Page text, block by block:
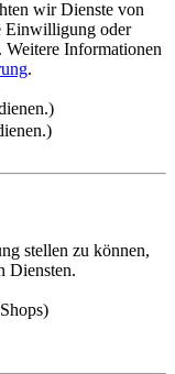
wir Dienste von
Einwilligung oder
Informationen
.
stellen zu können,
Diensten.